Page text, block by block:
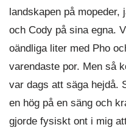
landskapen på mopeder,
och Cody på sina egna.
oändliga liter med Pho
varendaste por. Men så
var dags att säga hejdå.
en hög på en säng och
gjorde fysiskt ont i mig